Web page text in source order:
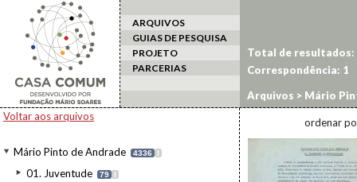
ARQUIVOS
GUIAS DE PESQUISA
PROJETO
PARCERIAS
Voltar aos arquivos
Mário Pinto de Andrade 4336 I
01. Juventude 79 I
Total de resultados:
Correspondência: 1
Arquivos > Mário
Independência GB
ordenar